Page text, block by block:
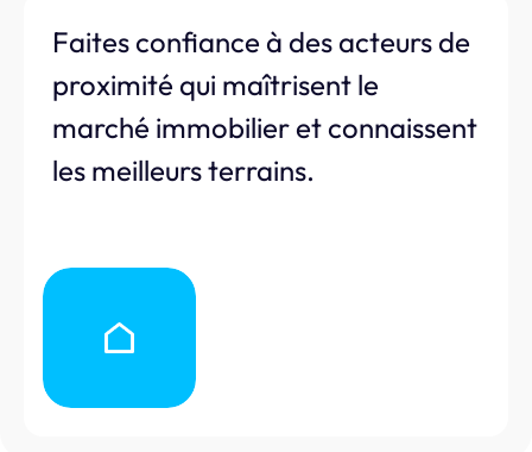
Faites confiance à des acteurs de
proximité qui maîtrisent le
marché immobilier et connaissent
les meilleurs terrains.